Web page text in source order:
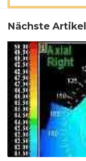
Nächste Artikel